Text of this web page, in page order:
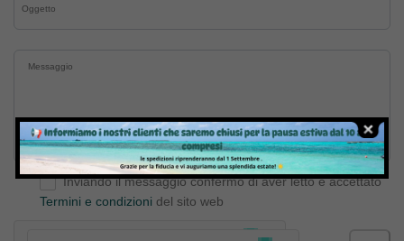
Inviando il messaggio confermo di aver letto e accettato
Termini e condizioni del sito web